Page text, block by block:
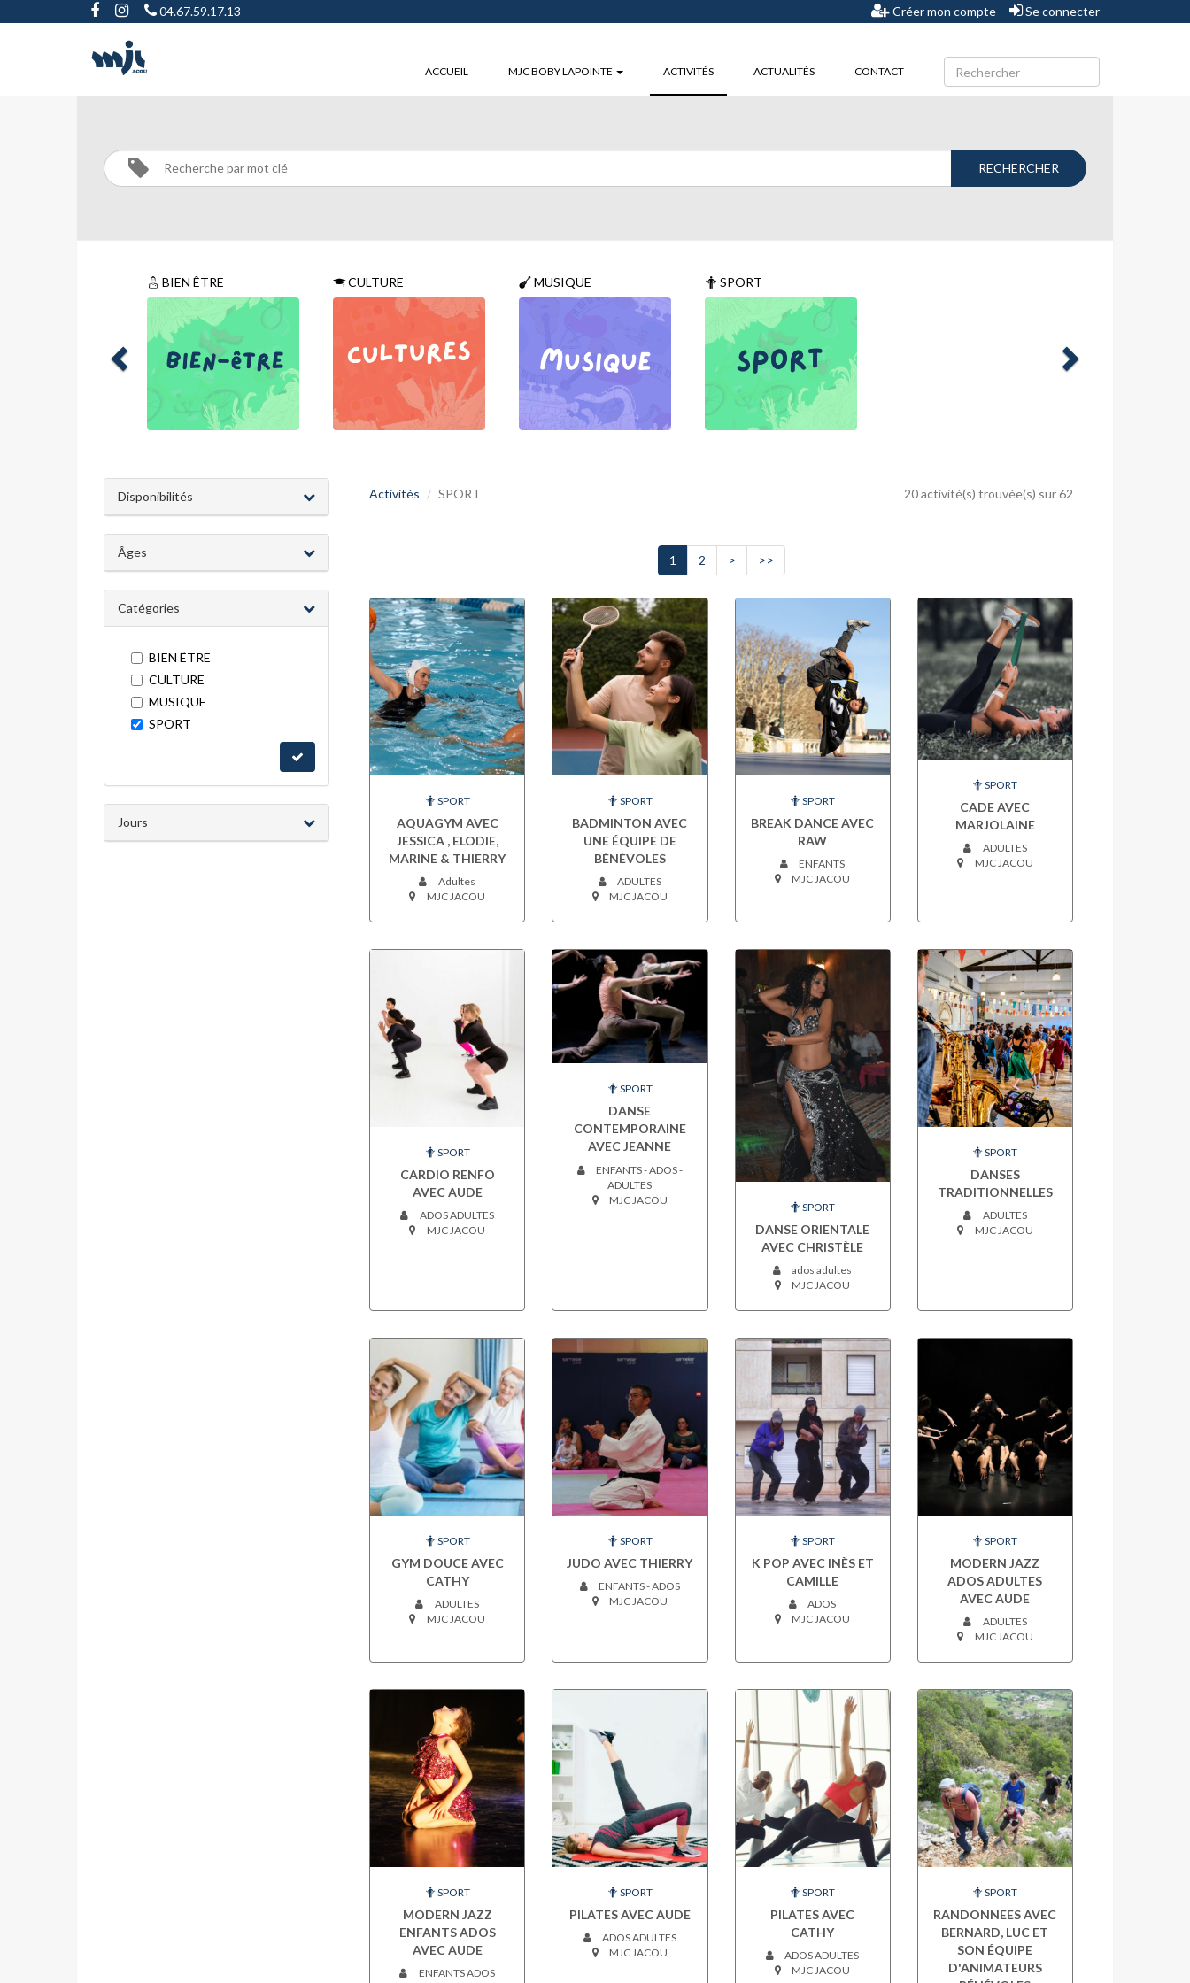
04.67.59.17.13 Créer mon compte Se connecter
ACCUEIL MJC BOBY LAPOINTE ACTIVITÉS(CURRENT)ACTUALITÉS CONTACT
SPORT
Activités
BIEN ÊTRE CULTURE MUSIQUE SPORT
Disponibilités
Âges
Catégories
BIEN ÊTRE
CULTURE
MUSIQUE
SPORT
Jours
Activités SPORT 20 activité(s) trouvée(s) sur 62
1 2 > >>
SPORT
AQUAGYM AVEC
JESSICA , ELODIE,
MARINE & THIERRY
Adultes
MJC JACOU
SPORT
BADMINTON AVEC
UNE ÉQUIPE DE
BÉNÉVOLES
ADULTES
MJC JACOU
SPORT
BREAK DANCE AVEC
RAW
ENFANTS
MJC JACOU
SPORT
CADE AVEC
MARJOLAINE
ADULTES
MJC JACOU
SPORT
CARDIO RENFO
AVEC AUDE
ADOS ADULTES
MJC JACOU
SPORT
DANSE
CONTEMPORAINE
AVEC JEANNE
ENFANTS - ADOS -
ADULTES
MJC JACOU
SPORT
DANSE ORIENTALE
AVEC CHRISTÈLE
ados adultes
MJC JACOU
SPORT
DANSES
TRADITIONNELLES
ADULTES
MJC JACOU
SPORT
GYM DOUCE AVEC
CATHY
ADULTES
MJC JACOU
SPORT
JUDO AVEC THIERRY
ENFANTS - ADOS
MJC JACOU
SPORT
K POP AVEC INÈS ET
CAMILLE
ADOS
MJC JACOU
SPORT
MODERN JAZZ
ADOS ADULTES
AVEC AUDE
ADULTES
MJC JACOU
SPORT
MODERN JAZZ
ENFANTS ADOS
AVEC AUDE
ENFANTS ADOS
SPORT
PILATES AVEC AUDE
ADOS ADULTES
MJC JACOU
SPORT
PILATES AVEC
CATHY
ADOS ADULTES
MJC JACOU
SPORT
RANDONNEES AVEC
BERNARD, LUC ET
SON ÉQUIPE
D'ANIMATEURS